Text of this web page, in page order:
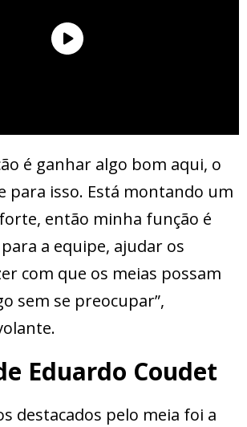
é ganhar algo bom aqui, o
para isso. Está montando um
então minha função é
a equipe, ajudar os
com que os meias possam
sem se preocupar”,
Eduardo Coudet
destacados pelo meia foi a